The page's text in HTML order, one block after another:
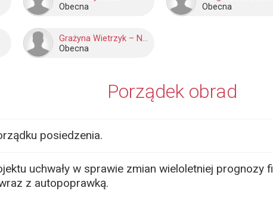
Obecna
Obecna
Grażyna Wietrzyk – Neckier
Obecna
Porządek obrad
posiedzenia.
uchwały w sprawie zmian wieloletniej prognozy
z autopoprawką.